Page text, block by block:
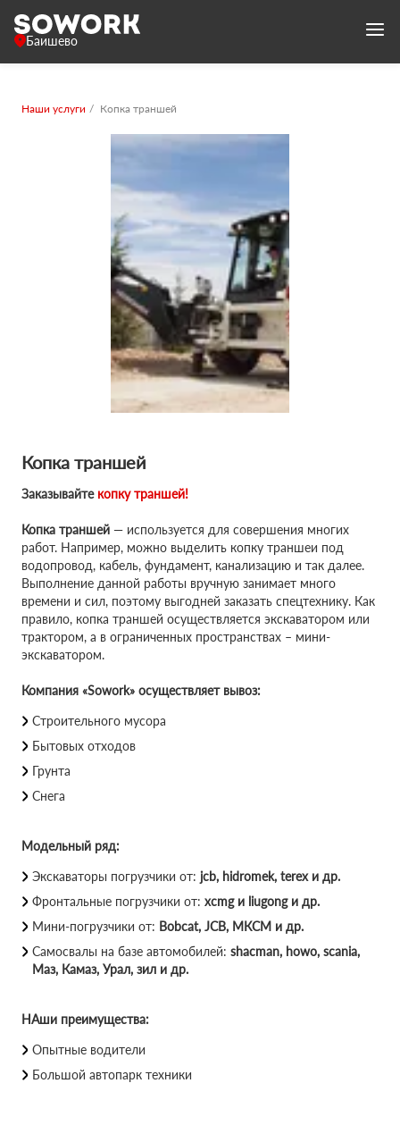
Баишево
Наши услуги Копка траншей
Копка траншей
Заказывайте копку траншей!
Копка траншей — используется для совершения многих
работ. Например, можно выделить копку траншеи под
водопровод, кабель, фундамент, канализацию и так далее.
Выполнение данной работы вручную занимает много
времени и сил, поэтому выгодней заказать спецтехнику. Как
правило, копка траншей осуществляется экскаватором или
трактором, а в ограниченных пространствах – мини-
экскаватором.
Компания «Sowork» осуществляет вывоз:
Строительного мусора
Бытовых отходов
Грунта
Снега
Модельный ряд:
Экскаваторы погрузчики от: jcb, hidromek, terex и др.
Фронтальные погрузчики от: xcmg и liugong и др.
Мини-погрузчики от: Bobcat, JCB, МКСМ и др.
Самосвалы на базе автомобилей: shacman, howo, scania,
Маз, Камаз, Урал, зил и др.
НАши преимущества:
Опытные водители
Большой автопарк техники